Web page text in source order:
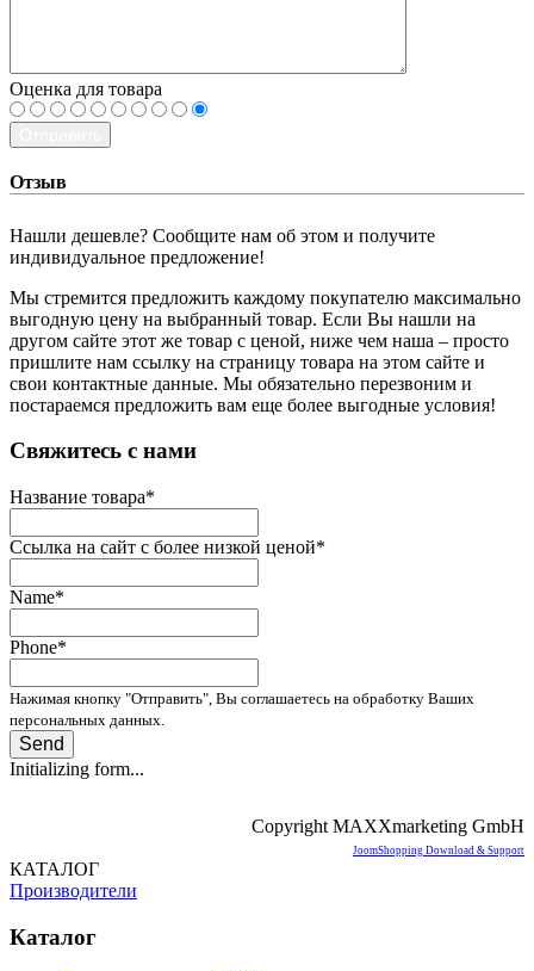
Оценка для товара
Отзыв
Нашли дешевле? Сообщите нам об этом и получите
индивидуальное предложение!
Мы стремится предложить каждому покупателю максимально
выгодную цену на выбранный товар. Если Вы нашли на
другом сайте этот же товар с ценой, ниже чем наша – просто
пришлите нам ссылку на страницу товара на этом сайте и
свои контактные данные. Мы обязательно перезвоним и
постараемся предложить вам еще более выгодные условия!
­Свяжитесь с нами
Название товара*
Ссылка на сайт с более низкой ценой*
Name*
Phone*
Нажимая кнопку "Отправить", Вы соглашаетесь на обработку Ваших
персональных данных.
Send
Initializing form...
Copyright MAXXmarketing GmbH
JoomShopping Download & Support
КАТАЛОГ
Производители
Каталог